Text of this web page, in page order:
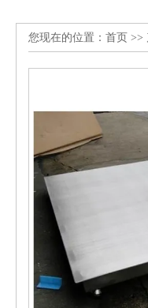
您现在的位置： 首页 >>